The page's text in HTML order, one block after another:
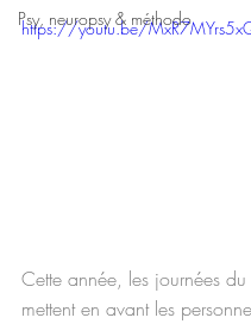
Psy, neuropsy & méthodo
https://youtu.be/
Cette année, les journées
mettent en avant les